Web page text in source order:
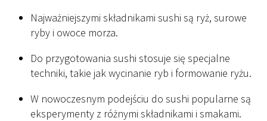
Najważniejszymi składnikami sushi są ryż, surowe
ryby i owoce morza.
Do przygotowania sushi stosuje się specjalne
techniki, takie jak wycinanie ryb i formowanie ryżu.
W nowoczesnym podejściu do sushi popularne są
eksperymenty z różnymi składnikami i smakami.